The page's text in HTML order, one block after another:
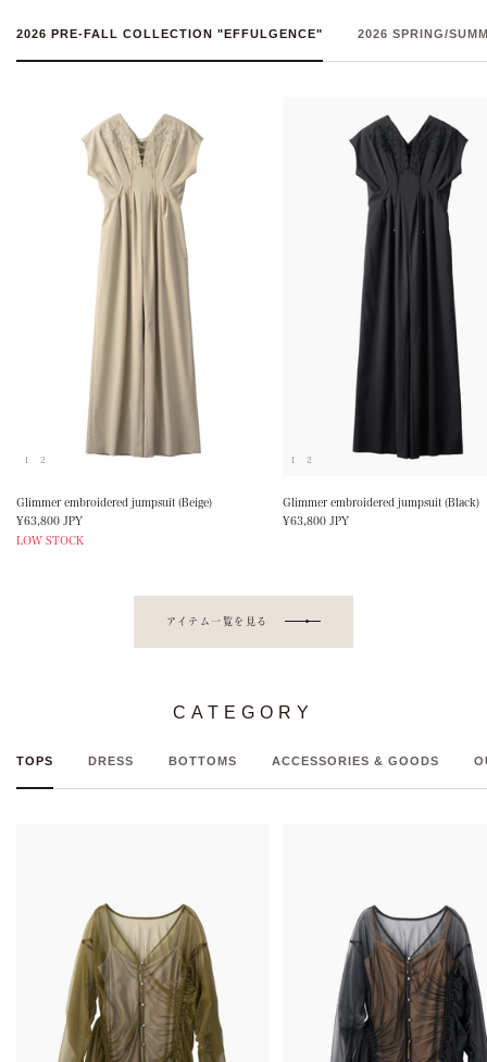
2026 PRE-FALL COLLECTION "EFFULGENCE" 2026 SPRING/
1 2
Glimmer embroidered jumpsuit (Beige)
Sale
price
¥63,800 JPY
LOW STOCK
1 2
Glimmer embroidered jumpsuit (Black)
Sale
¥63,800 JPY
アイテム一覧を見る
CATEGORY
TOPS DRESS BOTTOMS ACCESSORIES & GOODS